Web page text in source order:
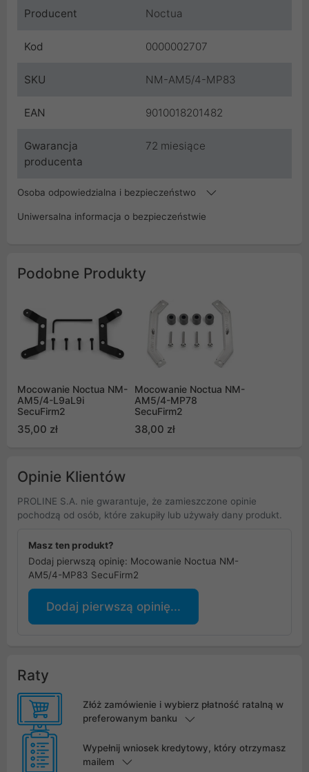
Producent Noctua
Kod 0000002707
SKU NM-AM5/4-MP83
EAN 9010018201482
Gwarancja
producenta
72 miesiące
Osoba odpowiedzialna i bezpieczeństwo
Uniwersalna informacja o bezpieczeństwie
Podobne Produkty
Mocowanie Noctua NM-
AM5/4-L9aL9i
SecuFirm2
35,00 zł
Mocowanie Noctua NM-
AM5/4-MP78
SecuFirm2
38,00 zł
Opinie Klientów
PROLINE S.A. nie gwarantuje, że zamieszczone opinie
pochodzą od osób, które zakupiły lub używały dany produkt.
Masz ten produkt?
Dodaj pierwszą opinię: Mocowanie Noctua NM-
AM5/4-MP83 SecuFirm2
Dodaj pierwszą opinię...
Raty
Złóż zamówienie i wybierz płatność ratalną w
preferowanym banku
Wypełnij wniosek kredytowy, który otrzymasz
mailem